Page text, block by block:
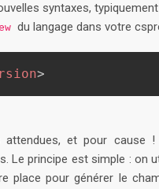
syntaxes,
du langage dans votre
>
et pour cause !
Le principe est simple : on
place pour générer le